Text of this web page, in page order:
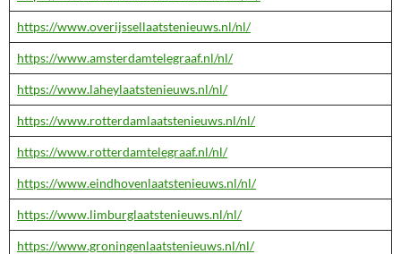
https://www.overijssellaatstenieuws.nl/nl/
https://www.amsterdamtelegraaf.nl/nl/
https://www.laheylaatstenieuws.nl/nl/
https://www.rotterdamlaatstenieuws.nl/nl/
https://www.rotterdamtelegraaf.nl/nl/
https://www.eindhovenlaatstenieuws.nl/nl/
https://www.limburglaatstenieuws.nl/nl/
https://www.groningenlaatstenieuws.nl/nl/